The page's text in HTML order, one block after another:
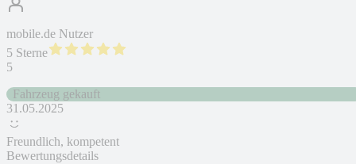
mobile.de Nutzer
5 Sterne
5
Fahrzeug gekauft
31.05.2025
Freundlich, kompetent
Bewertungsdetails